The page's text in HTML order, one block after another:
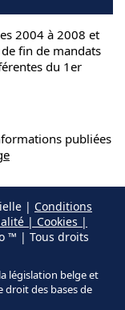
2004 à 2008 et
fin de mandats
du 1er
publiées
| Conditions
| Cookies |
™ | Tous droits
législation belge et
des bases de